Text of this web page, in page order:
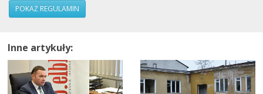
POKAŻ REGULAMIN
Inne artykuły: